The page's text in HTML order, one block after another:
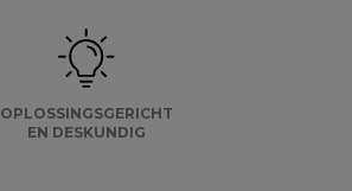
OPLOSSINGSGERICHT
EN DESKUNDIG